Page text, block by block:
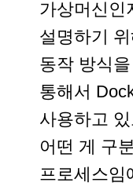
가상머신인
설명하기
동작 방식
통해서
사용하고
어떤 게 구
프로세스임